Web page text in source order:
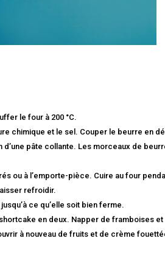
le four à 200 °C.
chimique et le sel. Couper le beurre en
d’une pâte collante. Les morceaux de
ou à l’emporte-pièce. Cuire au four
refroidir.
ce qu’elle soit bien ferme.
en deux. Napper de framboises et
à nouveau de fruits et de crème